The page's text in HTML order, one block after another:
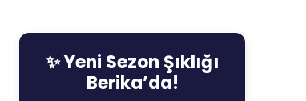
✨ Yeni Sezon Şıklığı
Berika’da!